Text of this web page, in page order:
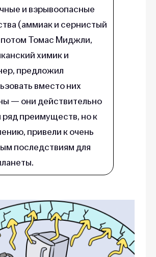
и взрывоопасные
(аммиак и сернистый
потом Томас Миджли,
химик и
предложил
вместо них
— они действительно
ряд преимуществ, но к
привели к очень
последствиям для